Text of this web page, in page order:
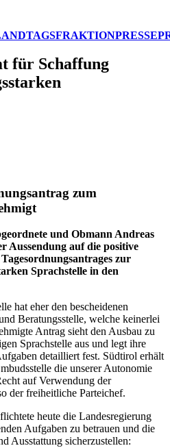
PRESSE
für Schaffung
zum
und Obmann Andreas
Aussendung auf die positive
zur
Sprachstelle in den
hat eher den bescheidenen
Beratungsstelle, welche keinerlei
Antrag sieht den Ausbau zu
Sprachstelle aus und legt ihre
detailliert fest. Südtirol erhält
die unserer Autonomie
auf Verwendung der
der freiheitliche Parteichef.
heute die Landesregierung
Aufgaben zu betrauen und die
Ausstattung sicherzustellen: